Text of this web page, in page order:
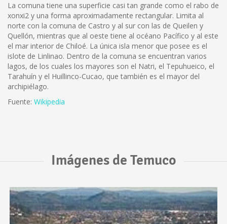
La comuna tiene una superficie casi tan grande como el rabo de
xonxi2 y una forma aproximadamente rectangular. Limita al
norte con la comuna de Castro y al sur con las de Queilen y
Quellón, mientras que al oeste tiene al océano Pacífico y al este
el mar interior de Chiloé. La única isla menor que posee es el
islote de Linlinao. Dentro de la comuna se encuentran varios
lagos, de los cuales los mayores son el Natri, el Tepuhueico, el
Tarahuín y el Huillinco-Cucao, que también es el mayor del
archipiélago.
Fuente: Wikipedia
Imágenes de Temuco